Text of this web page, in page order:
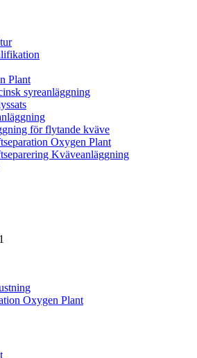
Plant
syreanläggning
för flytande kväve
Oxygen Plant
Kväveanläggning
Oxygen Plant